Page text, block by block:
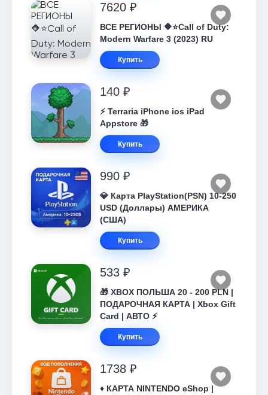
7620 ₽
ВСЕ РЕГИОНЫ 🔶⭐Call of Duty:
Modern Warfare 3 (2023) RU
Купить
140 ₽
⚡️ Terraria iPhone ios iPad
Appstore 🎁
Купить
990 ₽
💎 Карта PlayStation(PSN) 10-250
USD (Доллары) АМЕРИКА
(США)
Купить
533 ₽
🎁 XBOX ПОЛЬША 20 - 200 PLN |
ПОДАРОЧНАЯ КАРТА | Xbox Gift
Card | АВТО ⚡
Купить
1738 ₽
♦️ КАРТА NINTENDO eShop |